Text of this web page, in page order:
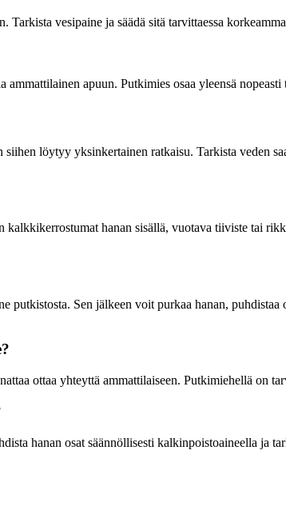
vesipaine ja säädä sitä tarvittaessa
apuun. Putkimies osaa yleensä
löytyy yksinkertainen ratkaisu. Tarkista veden
hanan sisällä, vuotava tiiviste tai
putkistosta. Sen jälkeen voit purkaa hanan,
ottaa yhteyttä ammattilaiseen. Putkimiehellä on
hanan osat säännöllisesti kalkinpoistoaineella ja